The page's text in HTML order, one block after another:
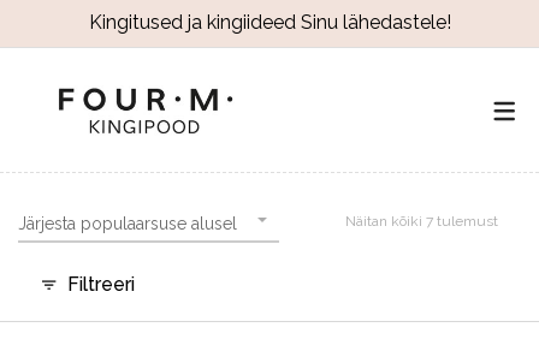
Kingitused ja kingiideed Sinu lähedastele!
Järjesta populaarsuse alusel Näitan kõiki 7 tulemust
Filtreeri